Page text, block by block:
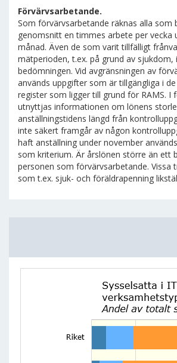
Förvärvsarbetande.
Som förvärvsarbetande räknas alla som
genomsnitt en timmes arbete per vecka
månad. Även de som varit tillfälligt
mätperioden, t.ex. på grund av sjukdom,
bedömningen. Vid avgränsningen av
används uppgifter som är tillgängliga i
register som ligger till grund för RAMS. I
utnyttjas informationen om lönens
anställningstidens längd från
inte säkert framgår av någon
haft anställning under november
som kriterium. Är årslönen större än ett
personen som förvärvsarbetande. Vissa
som t.ex. sjuk- och föräldrapenning